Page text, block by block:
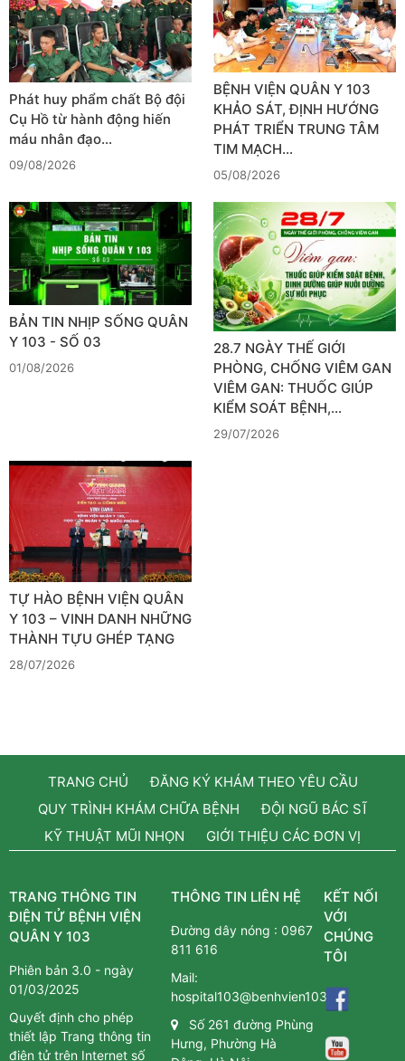
Phát huy phẩm chất Bộ đội
Cụ Hồ từ hành động hiến
máu nhân đạo…
09/08/2026
BỆNH VIỆN QUÂN Y 103
KHẢO SÁT, ĐỊNH HƯỚNG
PHÁT TRIỂN TRUNG TÂM
TIM MẠCH…
05/08/2026
BẢN TIN NHỊP SỐNG QUÂN
Y 103 - SỐ 03
01/08/2026
28.7 NGÀY THẾ GIỚI
PHÒNG, CHỐNG VIÊM GAN
VIÊM GAN: THUỐC GIÚP
KIỂM SOÁT BỆNH,…
29/07/2026
TỰ HÀO BỆNH VIỆN QUÂN
Y 103 – VINH DANH NHỮNG
THÀNH TỰU GHÉP TẠNG
28/07/2026
TRANG CHỦ
ĐĂNG KÝ KHÁM THEO YÊU CẦU
QUY TRÌNH KHÁM CHỮA BỆNH
ĐỘI NGŨ BÁC SĨ
KỸ THUẬT MŨI NHỌN
GIỚI THIỆU CÁC ĐƠN VỊ
TRANG THÔNG TIN
ĐIỆN TỬ BỆNH VIỆN
QUÂN Y 103
Phiên bản 3.0 - ngày
01/03/2025
Quyết định cho phép
thiết lập Trang thông tin
điện tử trên Internet số
THÔNG TIN LIÊN HỆ
Đường dây nóng :0967
811 616
Mail:
hospital103@benhvien103.vn
Số 261 đường Phùng
Hưng, Phường Hà
KẾT NỐI
VỚI
CHÚNG
TÔI